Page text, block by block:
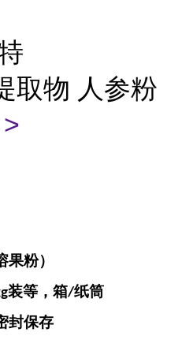
取物 人参粉
粉）
装等，箱/纸筒
封保存